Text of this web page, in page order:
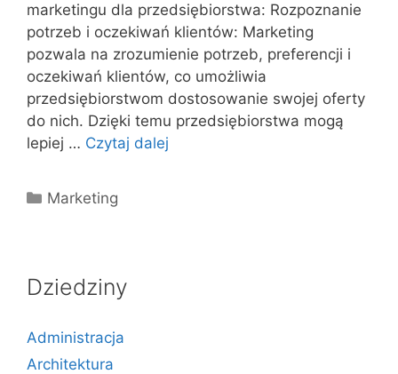
marketingu dla przedsiębiorstwa: Rozpoznanie
potrzeb i oczekiwań klientów: Marketing
pozwala na zrozumienie potrzeb, preferencji i
oczekiwań klientów, co umożliwia
przedsiębiorstwom dostosowanie swojej oferty
do nich. Dzięki temu przedsiębiorstwa mogą
lepiej … Czytaj dalej
Kategorie
Marketing
Dziedziny
Administracja
Architektura